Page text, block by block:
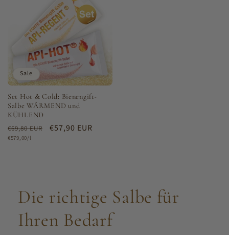
Sale
Set Hot & Cold: Bienengift-
Salbe WÄRMEND und
KÜHLEND
Normaler
Preis
€69,80 EUR Verkaufspreis
€57,90 EUR
Grundpreis
€579,00/l
Die richtige Salbe für
Ihren Bedarf